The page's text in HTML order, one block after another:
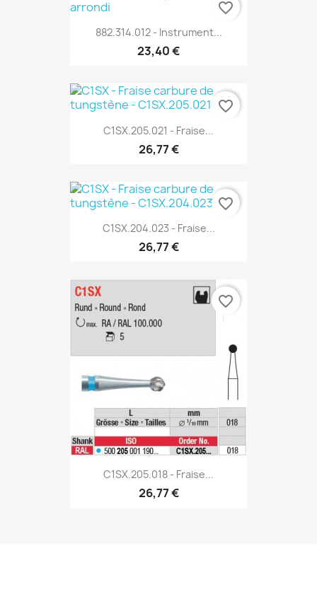
882.314.012 - Instrument...
23,40 €
favorite_border
C1SX.205.021 - Fraise...
26,77 €
favorite_border
C1SX.204.023 - Fraise...
26,77 €
favorite_border
C1SX.205.018 - Fraise...
26,77 €
favorite_border